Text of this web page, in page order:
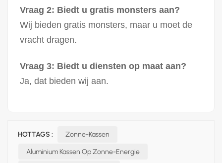
Vraag 2: Biedt u gratis monsters aan?
Wij bieden gratis monsters, maar u moet de
vracht dragen.
Vraag 3: Biedt u diensten op maat aan?
Ja, dat bieden wij aan.
HOTTAGS : Zonne-Kassen
Aluminium Kassen Op Zonne-Energie